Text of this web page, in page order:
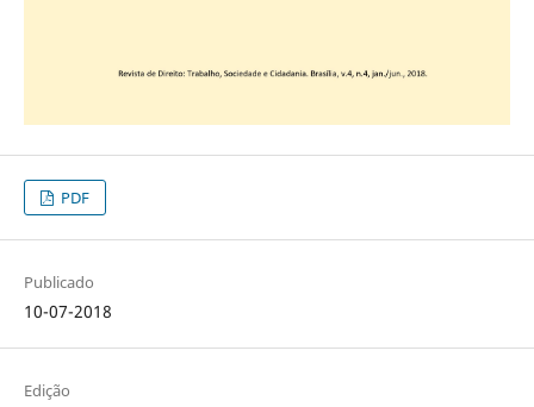
PDF
Publicado
10-07-2018
Edição